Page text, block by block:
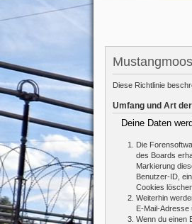
Diese Richtlinie
Umfang und Art
Deine Daten
Die
des Boards
Markierung
Benutzer-ID,
Cookies
Weiterhin
E-Mail-Adresse
Wenn du einen